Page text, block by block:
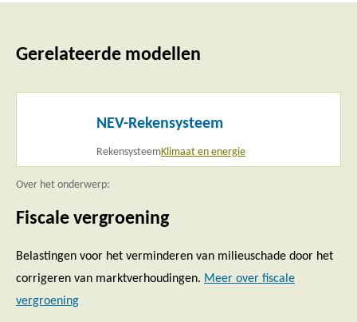
Gerelateerde modellen
NEV-Rekensysteem
RekensysteemKlimaat en energie
Over het onderwerp:
Fiscale vergroening
Belastingen voor het verminderen van milieuschade door het
corrigeren van marktverhoudingen. Meer over fiscale
vergroening